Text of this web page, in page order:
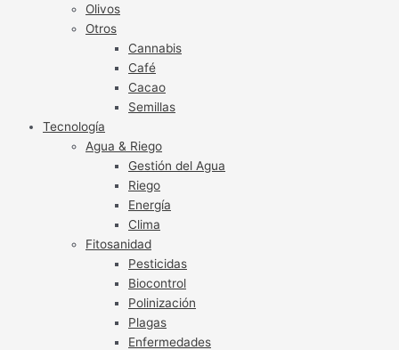
Olivos
Otros
Cannabis
Café
Cacao
Semillas
Tecnología
Agua & Riego
Gestión del Agua
Riego
Energía
Clima
Fitosanidad
Pesticidas
Biocontrol
Polinización
Plagas
Enfermedades